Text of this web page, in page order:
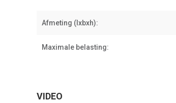
Afmeting (lxbxh):
Maximale belasting:
VIDEO